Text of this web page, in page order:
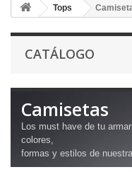
Tops
CATÁLOGO
Camisetas
Los must have de tu
colores,
formas y estilos de